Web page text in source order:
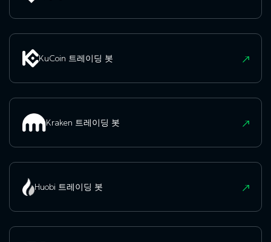
KuCoin 트레이딩 봇
Kraken 트레이딩 봇
Huobi 트레이딩 봇